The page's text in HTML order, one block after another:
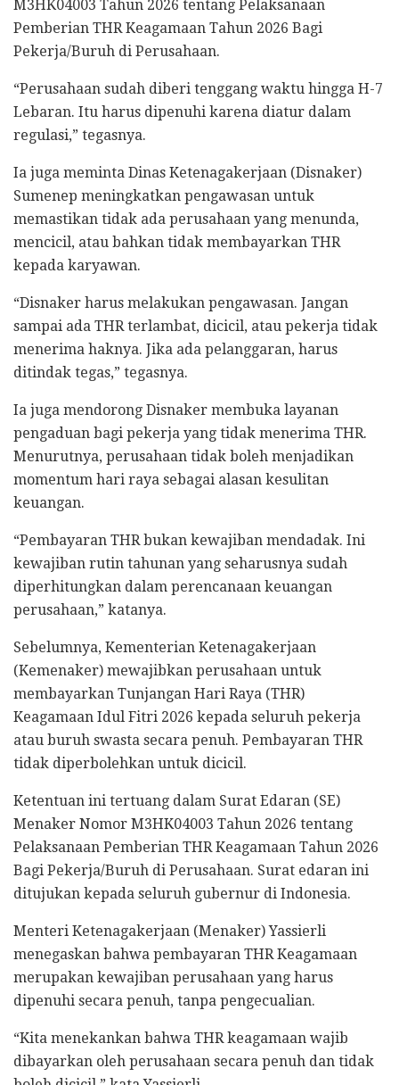
M3HK04003 Tahun 2026 tentang Pelaksanaan
Pemberian THR Keagamaan Tahun 2026 Bagi
Pekerja/Buruh di Perusahaan.
“Perusahaan sudah diberi tenggang waktu hingga H-7
Lebaran. Itu harus dipenuhi karena diatur dalam
regulasi,” tegasnya.
Ia juga meminta Dinas Ketenagakerjaan (Disnaker)
Sumenep meningkatkan pengawasan untuk
memastikan tidak ada perusahaan yang menunda,
mencicil, atau bahkan tidak membayarkan THR
kepada karyawan.
“Disnaker harus melakukan pengawasan. Jangan
sampai ada THR terlambat, dicicil, atau pekerja tidak
menerima haknya. Jika ada pelanggaran, harus
ditindak tegas,” tegasnya.
Ia juga mendorong Disnaker membuka layanan
pengaduan bagi pekerja yang tidak menerima THR.
Menurutnya, perusahaan tidak boleh menjadikan
momentum hari raya sebagai alasan kesulitan
keuangan.
“Pembayaran THR bukan kewajiban mendadak. Ini
kewajiban rutin tahunan yang seharusnya sudah
diperhitungkan dalam perencanaan keuangan
perusahaan,” katanya.
Sebelumnya, Kementerian Ketenagakerjaan
(Kemenaker) mewajibkan perusahaan untuk
membayarkan Tunjangan Hari Raya (THR)
Keagamaan Idul Fitri 2026 kepada seluruh pekerja
atau buruh swasta secara penuh. Pembayaran THR
tidak diperbolehkan untuk dicicil.
Ketentuan ini tertuang dalam Surat Edaran (SE)
Menaker Nomor M3HK04003 Tahun 2026 tentang
Pelaksanaan Pemberian THR Keagamaan Tahun 2026
Bagi Pekerja/Buruh di Perusahaan. Surat edaran ini
ditujukan kepada seluruh gubernur di Indonesia.
Menteri Ketenagakerjaan (Menaker) Yassierli
menegaskan bahwa pembayaran THR Keagamaan
merupakan kewajiban perusahaan yang harus
dipenuhi secara penuh, tanpa pengecualian.
“Kita menekankan bahwa THR keagamaan wajib
dibayarkan oleh perusahaan secara penuh dan tidak